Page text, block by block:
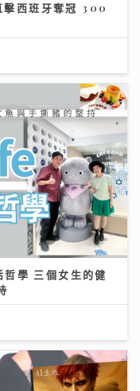
擊西班牙奪冠 300
哲學 三個女生的健